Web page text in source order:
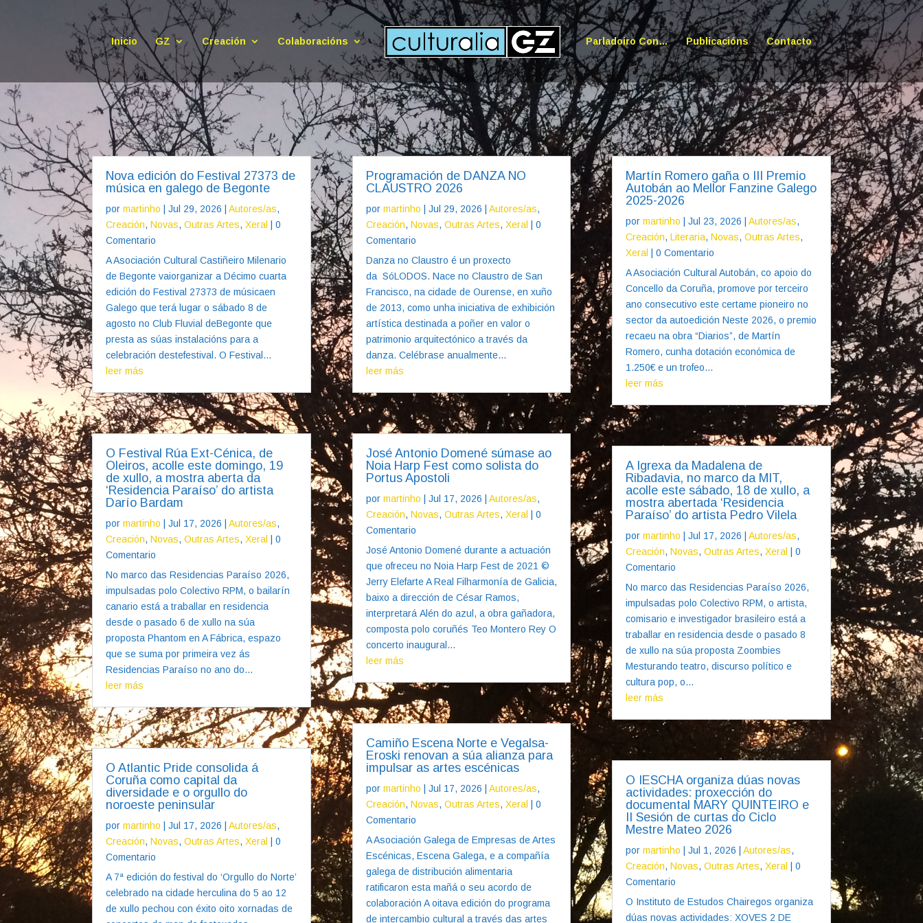
Inicio GZ Creación Colaboracións Parladoiro Con… Publicacións Contacto
Nova edición do Festival 27373 de
música en galego de Begonte
pormartinho |Jul 29, 2026 |Autores/as,
Creación,Novas,Outras Artes,Xeral
| 0
Comentario
A Asociación Cultural Castiñeiro Milenario
de Begonte vaiorganizar a Décimo cuarta
edición do Festival 27373 de músicaen
Galego que terá lugar o sábado 8 de
agosto no Club Fluvial deBegonte que
presta as súas instalacións para a
celebración destefestival. O Festival...
leer más
O Festival Rúa Ext-Cénica, de
Oleiros, acolle este domingo, 19
de xullo, a mostra aberta da
‘Residencia Paraíso’ do artista
Darío Bardam
pormartinho |Jul 17, 2026 |Autores/as,
Creación,Novas,Outras Artes,Xeral
| 0
Comentario
No marco das Residencias Paraíso 2026,
impulsadas polo Colectivo RPM, o bailarín
canario está a traballar en residencia
desde o pasado 6 de xullo na súa
proposta Phantom en A Fábrica, espazo
que se suma por primeira vez ás
Residencias Paraíso no ano do...
leer más
O Atlantic Pride consolida á
Coruña como capital da
diversidade e o orgullo do
noroeste peninsular
pormartinho |Jul 17, 2026 |Autores/as,
Creación,Novas,Outras Artes,Xeral
| 0
Comentario
A 7ª edición do festival do ‘Orgullo do Norte’
celebrado na cidade herculina do 5 ao 12
de xullo pechou con éxito oito xornadas de
Programación de DANZA NO
CLAUSTRO 2026
por martinho Jul 29, 2026 Autores/as,
Creación, Novas, Outras Artes, Xeral
| 0
Comentario
Danza no Claustro é un proxecto
da SóLODOS. Nace no Claustro de San
Francisco, na cidade de Ourense, en xuño
de 2013, como unha iniciativa de exhibición
artística destinada a poñer en valor o
patrimonio arquitectónico a través da
danza. Celébrase anualmente...
leer más
José Antonio Domené súmase ao
Noia Harp Fest como solista do
Portus Apostoli
por martinho Jul 17, 2026 Autores/as,
Creación, Novas, Outras Artes, Xeral
| 0
Comentario
José Antonio Domené durante a actuación
que ofreceu no Noia Harp Fest de 2021 ©
Jerry Elefarte A Real Filharmonía de Galicia,
baixo a dirección de César Ramos,
interpretará Alén do azul, a obra gañadora,
composta polo coruñés Teo Montero Rey O
concerto inaugural...
leer más
Camiño Escena Norte e Vegalsa-
Eroski renovan a súa alianza para
impulsar as artes escénicas
por martinho Jul 17, 2026 Autores/as,
Creación, Novas, Outras Artes, Xeral
| 0
Comentario
A Asociación Galega de Empresas de Artes
Escénicas, Escena Galega, e a compañía
galega de distribución alimentaria
ratificaron esta mañá o seu acordo de
colaboración A oitava edición do programa
de intercambio cultural a través das artes
Martín Romero gaña o III Premio
Autobán ao Mellor Fanzine Galego
2025-2026
por martinho Jul 23, 2026 Autores/as,
Creación, Literaria, Novas, Outras Artes,
Xeral
| 0 Comentario
A Asociación Cultural Autobán, co apoio do
Concello da Coruña, promove por terceiro
ano consecutivo este certame pioneiro no
sector da autoedición Neste 2026, o premio
recaeu na obra “Diarios”, de Martín
Romero, cunha dotación económica de
1.250€ e un trofeo...
leer más
A Igrexa da Madalena de
Ribadavia, no marco da MIT,
acolle este sábado, 18 de xullo, a
mostra abertada ‘Residencia
Paraíso’ do artista Pedro Vilela
por martinho Jul 17, 2026 Autores/as,
Creación, Novas, Outras Artes, Xeral
| 0
Comentario
No marco das Residencias Paraíso 2026,
impulsadas polo Colectivo RPM, o artista,
comisario e investigador brasileiro está a
traballar en residencia desde o pasado 8
de xullo na súa proposta Zoombies
Mesturando teatro, discurso político e
cultura pop, o...
leer más
O IESCHA organiza dúas novas
actividades: proxección do
documental MARY QUINTEIRO e
II Sesión de curtas do Ciclo
Mestre Mateo 2026
por martinho Jul 1, 2026 Autores/as,
Creación, Novas, Outras Artes, Xeral
| 0
Comentario
O Instituto de Estudos Chairegos organiza
dúas novas actividades: XOVES 2 DE